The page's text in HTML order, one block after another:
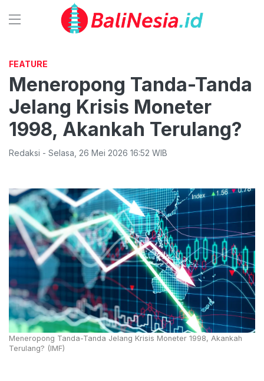
FEATURE
Meneropong Tanda-Tanda
Jelang Krisis Moneter
1998, Akankah Terulang?
Redaksi - Selasa 26 Mei 2026 16:52 WIB
Meneropong Tanda-Tanda Jelang Krisis Moneter 1998, Akankah
Terulang? (IMF)